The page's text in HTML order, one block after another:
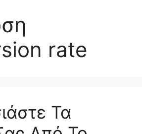
rate
Τα